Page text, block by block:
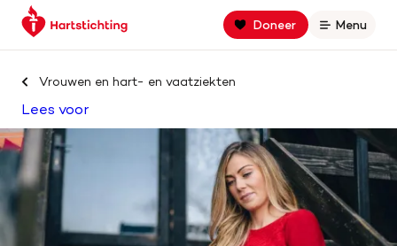
Spring
naar
Spring
naar
navigatie
Keer
terug
de
homepage
Doneer
Open
Menu
Zoek binnen hartstichting.nl
Zoeken
Home
Hart- en vaatziekten
Vrouwen en hart- en vaatziekten
Lees voor